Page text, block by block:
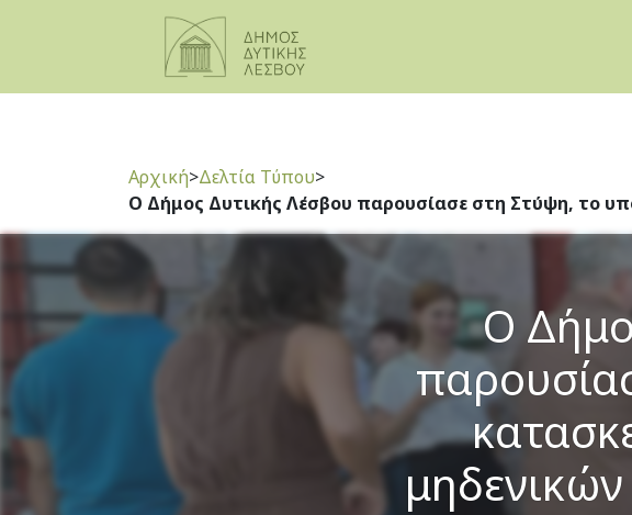
Αρχική>Δελτία Τύπου>
Ο Δήμος Δυτικής Λέσβου παρουσίασε στη Στύψη, το
Ο